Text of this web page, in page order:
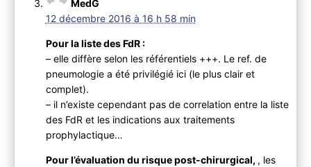
MedG
12 décembre 2016 à 16 h 58 min
Pour la liste des FdR :
– elle diffère selon les référentiels +++. Le ref. de
pneumologie a été privilégié ici (le plus clair et
complet).
– il n’existe cependant pas de correlation entre la liste
des FdR et les indications aux traitements
prophylactique…
Pour l’évaluation du risque post-chirurgical, , les